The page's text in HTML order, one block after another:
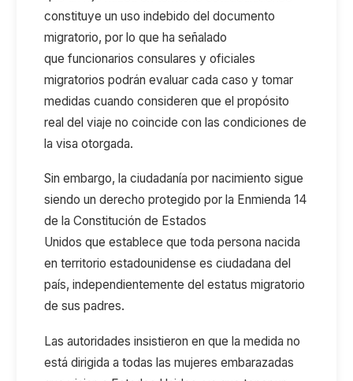
constituye un uso indebido del documento
migratorio, por lo que ha señalado
que funcionarios consulares y oficiales
migratorios podrán evaluar cada caso y tomar
medidas cuando consideren que el propósito
real del viaje no coincide con las condiciones de
la visa otorgada.
Sin embargo, la ciudadanía por nacimiento sigue
siendo un derecho protegido por la Enmienda 14
de la Constitución de Estados
Unidos que establece que toda persona nacida
en territorio estadounidense es ciudadana del
país, independientemente del estatus migratorio
de sus padres.
Las autoridades insistieron en que la medida no
está dirigida a todas las mujeres embarazadas